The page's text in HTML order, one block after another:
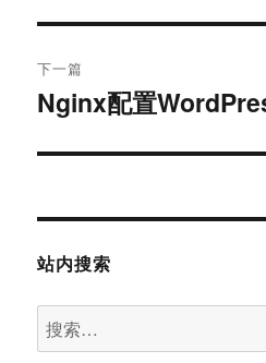
航
章：
下一篇
下
文
Nginx配置
站内搜索
搜
索：